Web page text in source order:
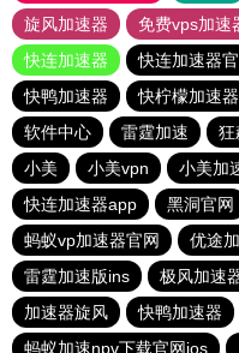
旋风加速器
免费vps加速
快连加速器
快连加速器
快鸭加速器
快柠檬加速器
软件中心
雷霆加速 狂
小美
小美vpn 小美加
快连加速器app
黑洞官网
蚂蚁vp加速器官网
优途
雷霆加速版ins
极风加速
加速器旋风
快鸭加速器
蚂蚁加速npv下载官网ios